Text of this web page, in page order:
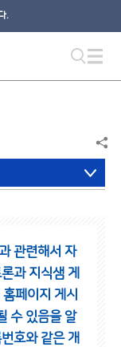
.
관련해서 자
과 지식샘 게
페이지 게시
수 있음을 알
호와 같은 개